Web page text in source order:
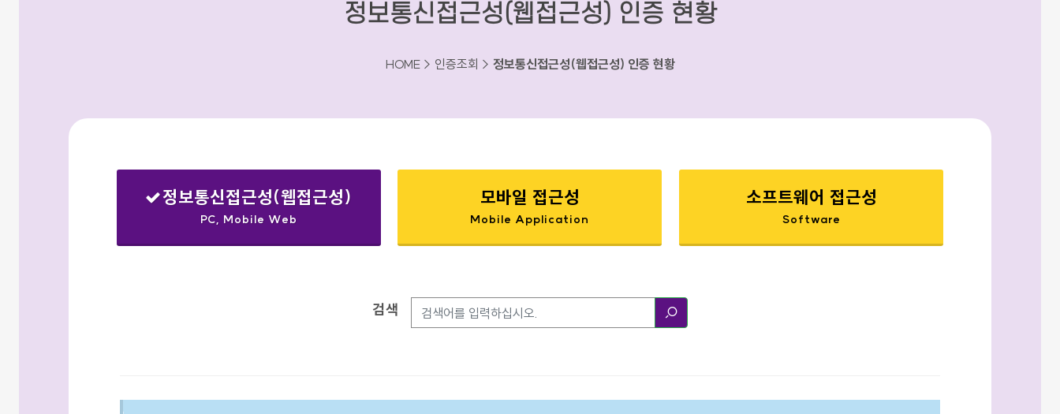
정보통신접근성(웹접근성) 인증 현황
HOME > 인증조회 > 정보통신접근성(웹접근성) 인증 현황
정보통신접근성(웹접근성)
PC, Mobile Web
모바일 접근성
Mobile Application
소프트웨어 접근성
Software
검색